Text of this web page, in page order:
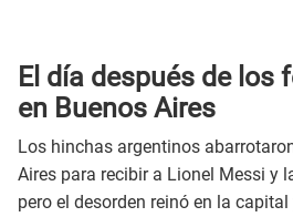
El día después de los
en Buenos Aires
Los hinchas argentinos
Aires para recibir a Lionel Messi y
pero el desorden reinó en la